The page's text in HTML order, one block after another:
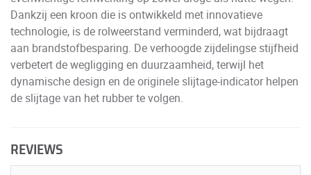
Dankzij een kroon die is ontwikkeld met innovatieve
technologie, is de rolweerstand verminderd, wat bijdraagt
aan brandstofbesparing. De verhoogde zijdelingse stijfheid
verbetert de wegligging en duurzaamheid, terwijl het
dynamische design en de originele slijtage-indicator helpen
de slijtage van het rubber te volgen.
REVIEWS